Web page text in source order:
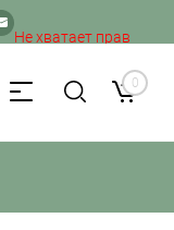
Не хватает прав
0